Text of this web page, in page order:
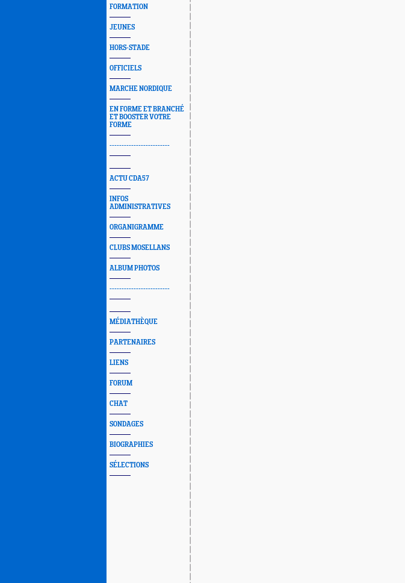
FORMATION
JEUNES
HORS-STADE
OFFICIELS
MARCHE NORDIQUE
EN FORME ET BRANCHÉ
ET BOOSTER VOTRE
FORME
-------------------------
ACTU CDA57
INFOS
ADMINISTRATIVES
ORGANIGRAMME
CLUBS MOSELLANS
ALBUM PHOTOS
-------------------------
MÉDIATHÈQUE
PARTENAIRES
LIENS
FORUM
CHAT
SONDAGES
BIOGRAPHIES
SÉLECTIONS